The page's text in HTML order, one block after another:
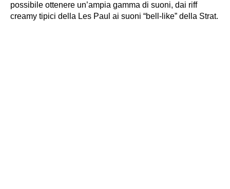
possibile ottenere un’ampia gamma di suoni, dai riff
creamy tipici della Les Paul ai suoni “bell-like” della Strat.